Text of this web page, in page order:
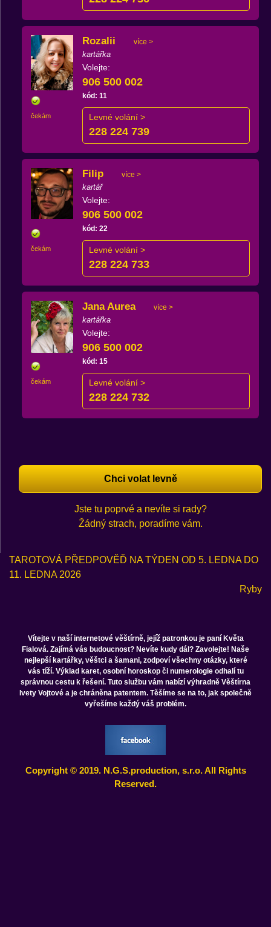
čekám
Rozalii více >
kartářka
Volejte:
906 500 002
kód: 11
Levné volání >
228 224 739
čekám
Filip více >
kartář
Volejte:
906 500 002
kód: 22
Levné volání >
228 224 733
čekám
Jana Aurea více >
kartářka
Volejte:
906 500 002
kód: 15
Levné volání >
228 224 732
Chci volat levně
Jste tu poprvé a nevíte si rady?
Žádný strach, poradíme vám.
TAROTOVÁ PŘEDPOVĚĎ NA TÝDEN OD 5. LEDNA DO
11. LEDNA 2026
Ryby
Vítejte v naší internetové věštírně, jejíž patronkou je paní Květa
Fialová. Zajímá vás budoucnost? Nevíte kudy dál? Zavolejte! Naše
nejlepší kartářky, věštci a šamani, zodpoví všechny otázky, které
vás tíží. Výklad karet, osobní horoskop či numerologie odhalí tu
správnou cestu k řešení. Tuto službu vám nabízí výhradně Věštírna
Ivety Vojtové a je chráněna patentem. Těšíme se na to, jak společně
vyřešíme každý váš problém.
Copyright © 2019. N.G.S.production, s.r.o. All Rights
Reserved.